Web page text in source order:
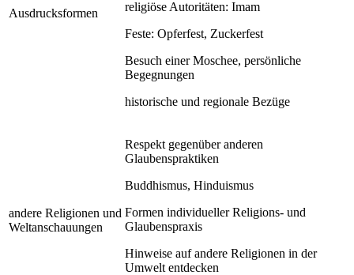
Ausdrucksformen
religiöse Autoritäten: Imam
Feste: Opferfest, Zuckerfest
Besuch einer Moschee, persönliche
Begegnungen
historische und regionale Bezüge
andere Religionen und
Weltanschauungen
Respekt gegenüber anderen
Glaubenspraktiken
Buddhismus, Hinduismus
Formen individueller Religions- und
Glaubenspraxis
Hinweise auf andere Religionen in der
Umwelt entdecken